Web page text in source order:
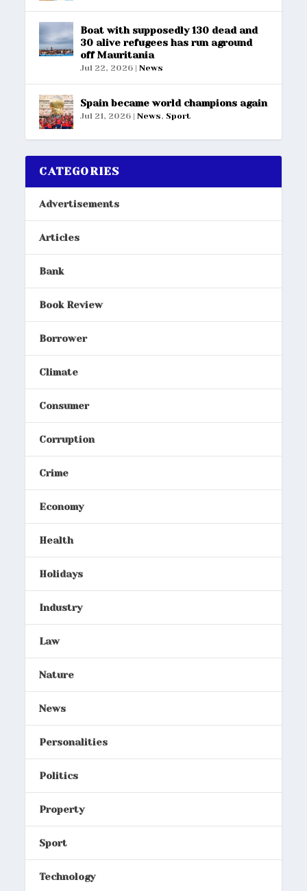
Boat with supposedly 130 dead and
30 alive refugees has run aground
off Mauritania
Jul 22, 2026 |News
Spain became world champions again
Jul 21, 2026 |News, Sport
CATEGORIES
Advertisements
Articles
Bank
Book Review
Borrower
Climate
Consumer
Corruption
Crime
Economy
Health
Holidays
Industry
Law
Nature
News
Personalities
Politics
Property
Sport
Technology